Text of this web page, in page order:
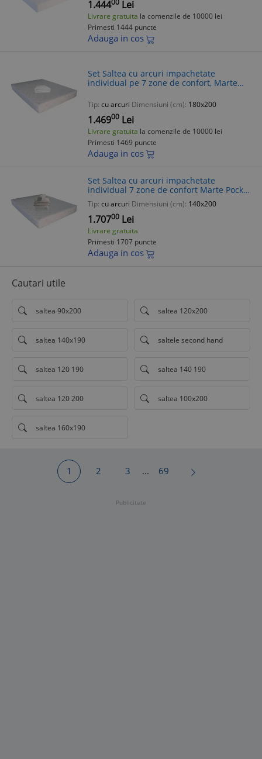
1.444 Lei
Livrare gratuita la comenzile de 10000 lei
Primesti 1444 puncte
Adauga in cos
Set Saltea cu arcuri impachetate
individual pe 7 zone de confort, Marte
detasabila, tricot aloe vera,
hipoalergenica, fe
Tip: cu arcuri Dimensiuni (cm): 180x200
1.46900 Lei
Livrare gratuita la comenzile de 10000 lei
Primesti 1469 puncte
Adauga in cos
Set Saltea cu arcuri impachetate
individual 7 zone de confort Marte Pocket
One 160x200x23cm, husa hipoalergenica,
fermitate mediu-soft, 2 perne matlas
Tip: cu arcuri Dimensiuni (cm): 140x200
1.70700 Lei
Livrare gratuita
Primesti 1707 puncte
Adauga in cos
Cautari utile
saltea 90x200 saltea 120x200
saltea 140x190 saltele second hand
saltea 120 190 saltea 140 190
saltea 120 200 saltea 100x200
saltea 160x190
1 2 3 ... 69
Publicitate